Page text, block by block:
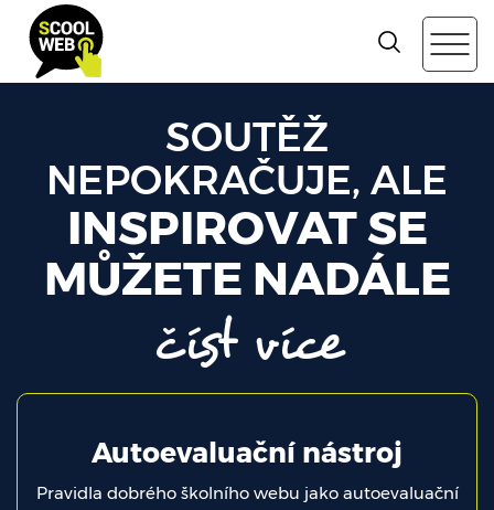
SOUTĚŽ
NEPOKRAČUJE, ALE
INSPIROVAT SE
MŮŽETE NADÁLE
číst více
Autoevaluační nástroj
Pravidla dobrého školního webu jako autoevaluační